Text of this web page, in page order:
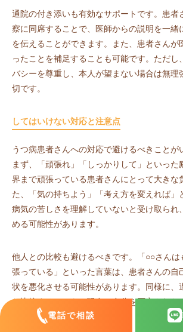
通院の付き添いも有効なサポートです。患者
察に同席することで、医師からの説明を一緒
を伝えることができます。また、患者さんが
ったことを補足することも可能です。ただし
バシーを尊重し、本人が望まない場合は無理
切です。
してはいけない対応と注意点
うつ病患者さんへの対応で避けるべきことが
まず、「頑張れ」「しっかりして」といった
界まで頑張っている患者さんにとって大きな
た、「気の持ちよう」「考え方を変えれば」
病気の苦しさを理解していないと受け取られ
める可能性があります。
他人との比較も避けるべきです。「○○さん
張っている」といった言葉は、患者さんの自
状を悪化させる可能性があります。同様に、
と比較することも、現在の自分を否定された
けるべきです。電話で相談